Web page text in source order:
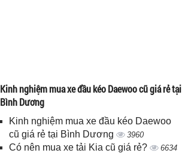
Kinh nghiệm mua xe đầu kéo Daewoo cũ giá rẻ tại
Bình Dương
Kinh nghiệm mua xe đầu kéo Daewoo
cũ giá rẻ tại Bình Dương
3960
Có nên mua xe tải Kia cũ giá rẻ? 6634